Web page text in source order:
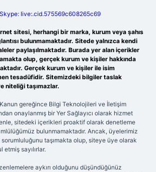
Skype: live:.cid.575569c608265c69
sitesi, herhangi bir marka, kurum veya şahıs
bulunmamaktadır. Sitede yalnızca kendi
paylaşılmaktadır. Burada yer alan içerikler
olup, gerçek kurum ve kişiler hakkında
Gerçek kurum ve kişiler ile isim
tesadüfidir. Sitemizdeki bilgiler taslak
niteliği taşımazlar.
Kanun gereğince Bilgi Teknolojileri ve İletişim
onaylanmış bir Yer Sağlayıcı olarak hizmet
sitedeki içerikleri proaktif olarak denetleme
bulunmamaktadır. Ancak, üyelerimiz
sorumluluğunu taşımakta olup, siteye üye olarak
etmiş sayılırlar.
aykırı olduğunu düşündüğünüz